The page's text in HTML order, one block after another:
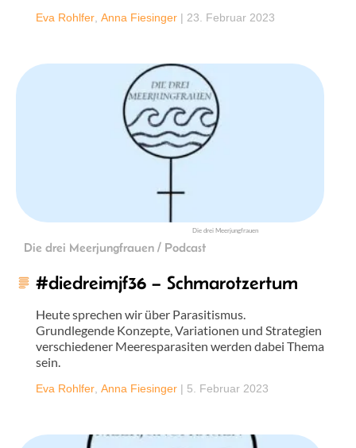
Eva Rohlfer Anna Fiesinger | 23. Februar 2023
Die drei Meerjungfrauen
Die drei Meerjungfrauen / Podcast
#diedreimjf36 – Schmarotzertum
Heute sprechen wir über Parasitismus.
Grundlegende Konzepte, Variationen und Strategien
verschiedener Meeresparasiten werden dabei Thema
sein.
Eva Rohlfer Anna Fiesinger | 5. Februar 2023